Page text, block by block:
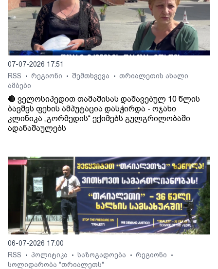
07-07-2026 17:51
RSS
• რეგიონი • შემთხვევა • თრიალეთის ახალი
ამბები
🔴 ველოსიპედით თამაშისას დაშავებულ 10 წლის
ბავშვს ფეხის ამპუტაცია დასჭირდა - ოჯახი
კლინიკა „გორმედის“ ექიმებს გულგრილობაში
ადანაშაულებს
06-07-2026 17:00
RSS
• პოლიტიკა • საზოგადოება • რეგიონი •
სოლიდარობა "თრიალეთს"